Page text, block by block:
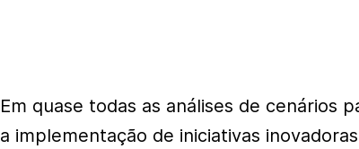
Em quase todas as análises de cenários
a implementação de iniciativas